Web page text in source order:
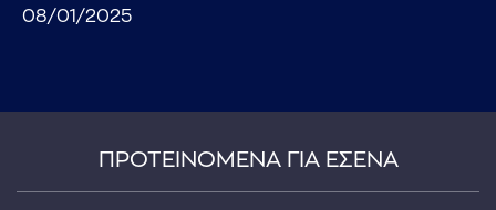
08/01/2025
ΠΡΟΤΕΙΝΟΜΕΝΑ ΓΙΑ ΕΣΕΝΑ